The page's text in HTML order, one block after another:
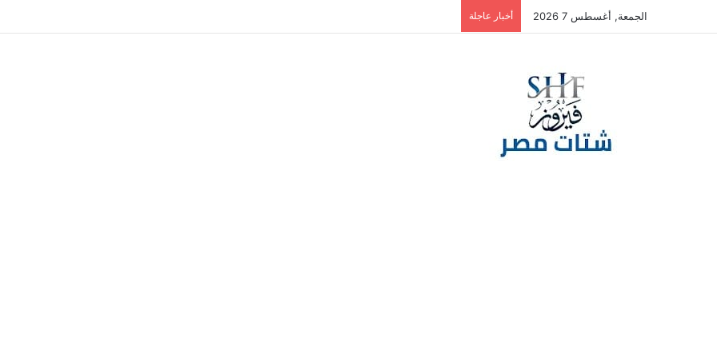
الجمعة, أغسطس 7 2026 أخبار عاجلة